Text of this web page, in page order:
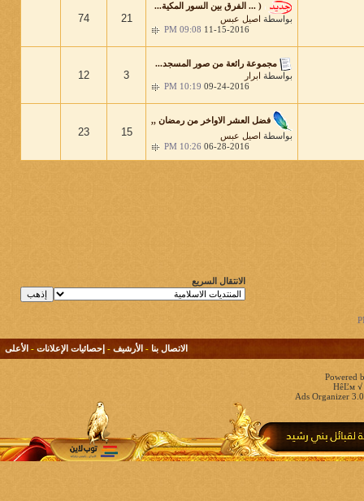
( ... الفرق بين السور المكية...
بواسطة اصيل عبس
11-15-2016
09:08 PM
21
74
مجموعة رائعة من صور المسجد...
بواسطة ابرار
09-24-2016
10:19 PM
3
12
فضل العشر الاواخر من رمضان ,,
بواسطة اصيل عبس
06-28-2016
10:26 PM
15
23
الانتقال السريع
الاتصال بنا - الأرشيف - إحصائيات الإعلانات - الأعلى
Powered
HêĽм √
Ads Organizer